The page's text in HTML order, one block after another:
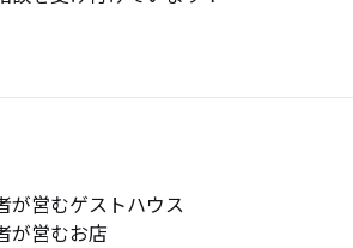
営むゲストハウス
が営むお店